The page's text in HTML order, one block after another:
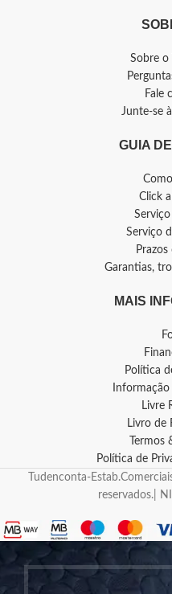
Sobre o
Fale
Junte-se
GUIA
Click
Serviço
Garantias,
MAIS
Política
Livre
Livro de
Termos
Política de
Tudenconta-
reservados.|